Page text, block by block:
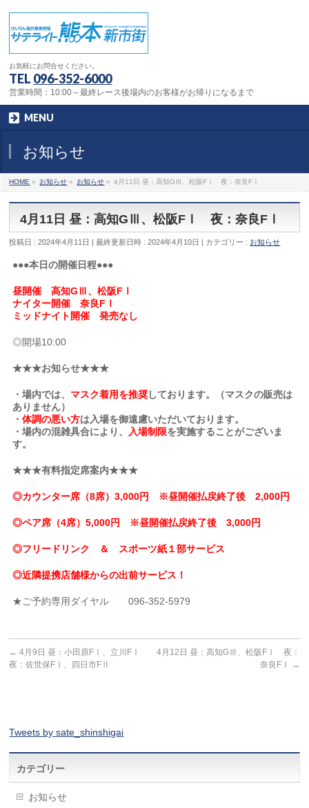
お気軽にお問合せください。
TEL 096-352-6000
営業時間：10:00～最終レース後場内のお客様がお帰りになるまで
MENU
お知らせ
HOME » お知らせ » お知らせ » 4月11日 昼：高知GⅢ、松阪FⅠ 夜：奈良FⅠ
4月11日 昼：高知GⅢ、松阪FⅠ 夜：奈良FⅠ
投稿日 : 2024年4月11日 最終更新日時 : 2024年4月10日 カテゴリー : お知らせ
●●●本日の開催日程●●●
昼開催 高知GⅢ、松阪FⅠ
ナイター開催 奈良FⅠ
ミッドナイト開催 発売なし
◎開場10:00
★★★お知らせ★★★
・場内では、 マスク着用を推奨しております。（マスクの販売は
ありません）
・体調の悪い方は入場を御遠慮いただいております。
・場内の混雑具合により、
入場制限を実施することがございま
す。
★★★有料指定席案内★★★
◎カウンター席（8席）3,000円 ※昼開催払戻終了後 2,000円
◎ペア席（4席）5,000円 ※昼開催払戻終了後 3,000円
◎フリードリンク ＆ スポーツ紙１部サービス
◎近隣提携店舗様からの出前サービス！
★ご予約専用ダイヤル 096-352-5979
← 4月9日 昼：小田原FⅠ、立川FⅠ
夜：佐世保FⅠ、四日市FⅡ
4月12日 昼：高知GⅢ、松阪FⅠ 夜：
奈良FⅠ
→
Tweets by sate_shinshigai
カテゴリー
お知らせ